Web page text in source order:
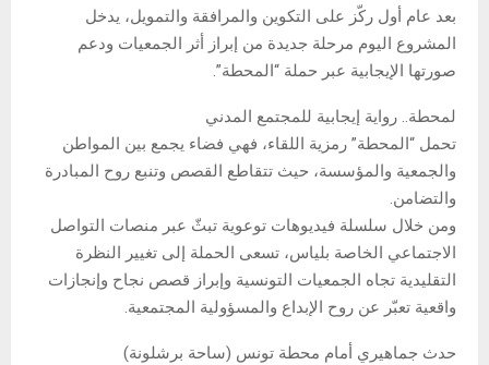
بعد عام أول ركّز على التكوين والمرافقة والتمويل، يدخل
المشروع اليوم مرحلة جديدة من إبراز أثر الجمعيات ودعم
صورتها الإيجابية عبر حملة “المحطة”.
لمحطة.. رواية إيجابية للمجتمع المدني
تحمل “المحطة” رمزية اللقاء، فهي فضاء يجمع بين المواطن
والجمعية والمؤسسة، حيث تتقاطع القصص وتنبع روح المبادرة
والتضامن.
ومن خلال سلسلة فيديوهات توعوية تبثّ عبر منصات التواصل
الاجتماعي الخاصة بلياس، تسعى الحملة إلى تغيير النظرة
التقليدية تجاه الجمعيات التونسية وإبراز قصص نجاح وإنجازات
واقعية تعبّر عن روح الإبداع والمسؤولية المجتمعية.
حدث جماهيري أمام محطة تونس (ساحة برشلونة)